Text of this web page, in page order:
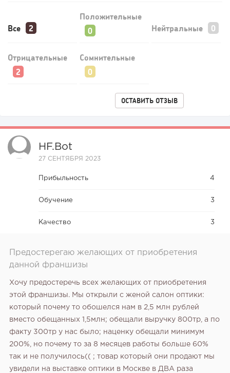
Все
Положительные
Нейтральные
Отрицательные Сомнительные
ОСТАВИТЬ ОТЗЫВ
HF.bot
27 СЕНТЯБРЯ 2023
Прибыльность 4
Обучение 3
Качество 3
Предостерегаю желающих от приобретения
данной франшизы
Хочу предостеречь всех желающих от приобретения
этой франшизы. Мы открыли с женой салон оптики:
который почему то обошелся нам в 2,5 млн рублей
вместо обещанных 1,5млн; обещали выручку 800тр, а по
факту 300тр у нас было; наценку обещали минимум
200%, но почему то за 8 месяцев работы больше 60%
так и не получилось(( ; товар который они продают мы
увидели на выставке оптики в Москве в ДВА раза